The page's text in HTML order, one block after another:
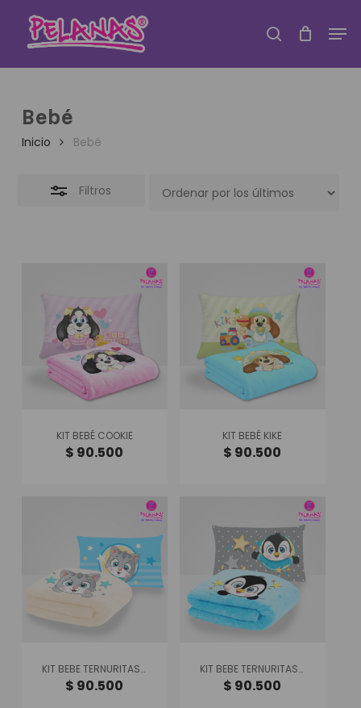
contenido
principal
búsqueda
Bebé
Inicio Bebé
Filtros
Cerca
KIT BEBÉ COOKIE
$ 90.500
KIT BEBÉ KIKE
$ 90.500
KIT BEBE TERNURITAS GATICO
$ 90.500
KIT BEBE TERNURITAS PINGUINO
$ 90.500